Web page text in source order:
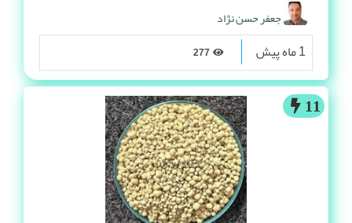
جعفر حسن نژاد
1 ماه پیش
11